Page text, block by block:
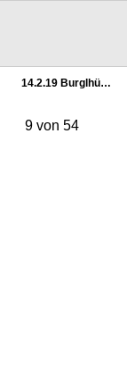
14.2.19 Burglhü…
9 von 54